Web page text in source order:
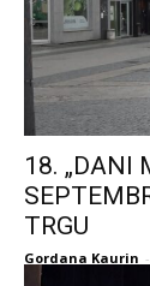
18. „DANI
TRGU
Gordana Kaurin -